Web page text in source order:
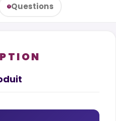
Questions